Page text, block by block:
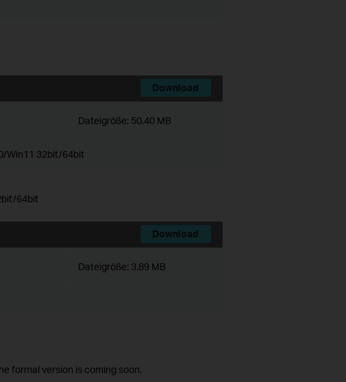
Download
Dateigröße: 50.40 MB
Win11 32bit/64bit
64bit
Download
Dateigröße: 3.89 MB
formal version is coming soon.